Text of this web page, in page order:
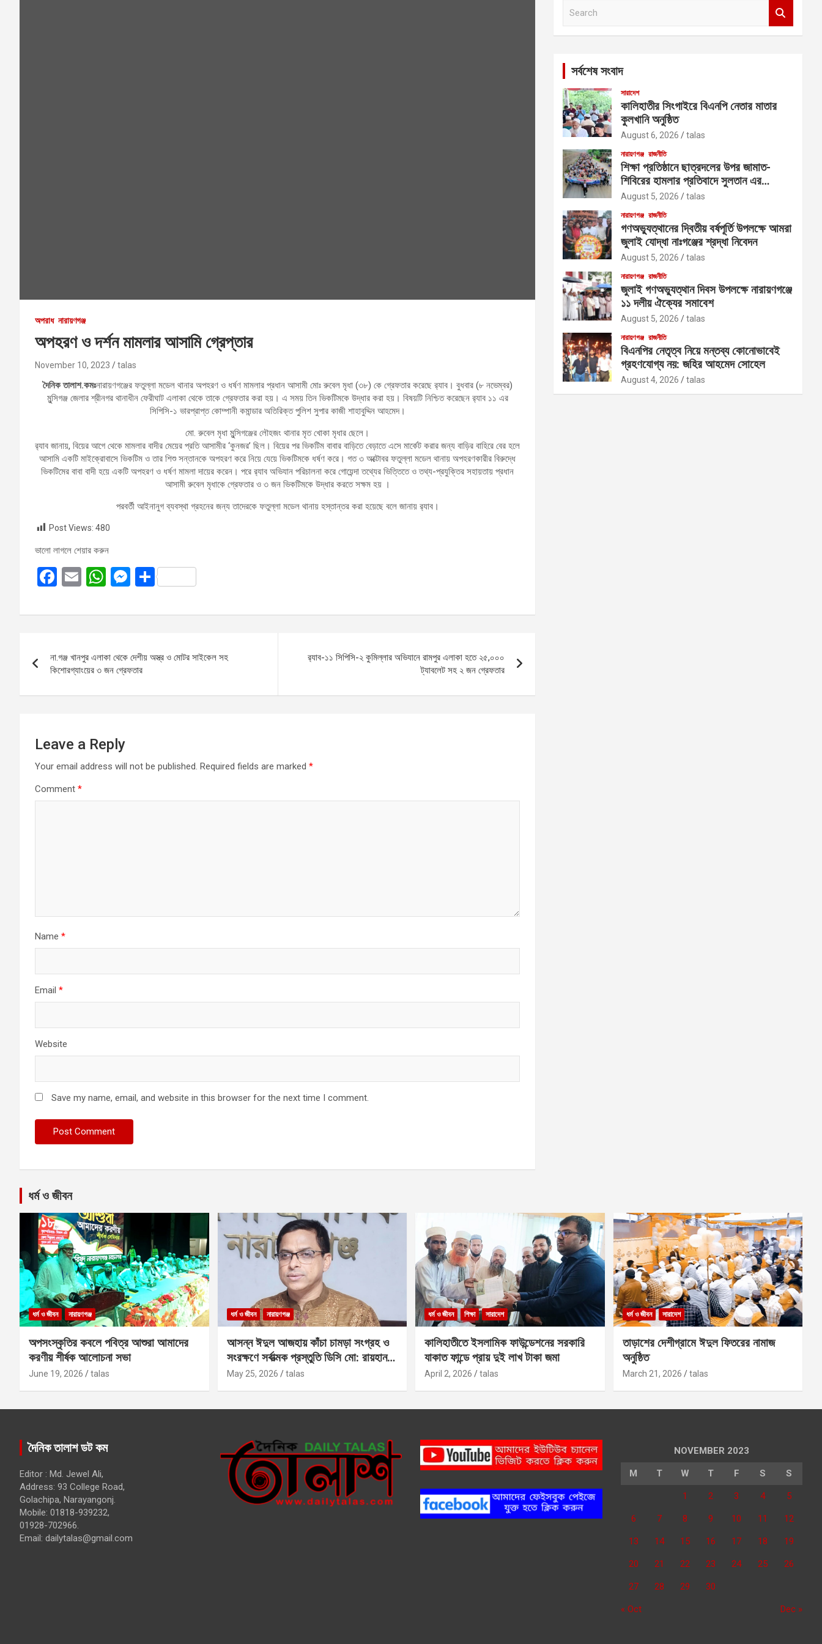
অপরাধ নারায়ণগঞ্জ
অপহরণ ও দর্শন মামলার আসামি গ্রেপ্তার
November 10, 2023 talas
দৈনিক তালাশ.কমঃনারায়ণগঞ্জের ফতুল্লা মডেল থানার অপহরণ ও ধর্ষণ মামলার প্রধান আসামী মোঃ রুবেল মৃধা (৩৮) কে গ্রেফতার করেছে র‍্যাব। বুধবার (৮ নভেম্বর)
মুন্সিগঞ্জ জেলার শ্রীনগর থানাধীন ফেরীঘাট এলাকা থেকে তাকে গ্রেফতার করা হয়। এ সময় তিন ভিকটিমকে উদ্ধার করা হয়। বিষয়টি নিশ্চিত করেছেন র‍্যাব ১১ এর
সিপিসি-১ ভারপ্রাপ্ত কোম্পানী কমান্ডার অতিরিক্ত পুলিশ সুপার কাজী শাহাবুদ্দিন আহমেদ।
মো. রুবেল মৃধা মুন্সিগঞ্জের লৌহজং থানার মৃত খোকা মৃধার ছেলে।
র‍্যাব জানায়, বিয়ের আগে থেকে মামলার বাদীর মেয়ের প্রতি আসামীর ‘কুনজর’ ছিল। বিয়ের পর ভিকটিম বাবার বাড়িতে বেড়াতে এসে মার্কেট করার জন্য বাড়ির বাহিরে বের হলে
আসামি একটি মাইক্রোবাসে ভিকটিম ও তার শিশু সন্তানকে অপহরণ করে নিয়ে যেয়ে ভিকটিমকে ধর্ষণ করে। গত ৩ অক্টোবর ফতুল্লা মডেল থানায় অপহরণকারীর বিরুদ্ধে
ভিকটিমের বাবা বাদী হয়ে একটি অপহরণ ও ধর্ষণ মামলা দায়ের করেন। পরে র‍্যাব অভিযান পরিচালনা করে গোয়েন্দা তথ্যের ভিত্তিতে ও তথ্য-প্রযুক্তির সহায়তায় প্রধান
আসামী রুবেল মৃধাকে গ্রেফতার ও ৩ জন ভিকটিমকে উদ্ধার করতে সক্ষম হয় ।
পরবর্তী আইনানুগ ব্যবস্থা গ্রহনের জন্য তাদেরকে ফতুল্লা মডেল থানায় হস্তান্তর করা হয়েছে বলে জানায় র‍্যাব।
Post Views: 480
ভালো লাগলে শেয়ার করুন
F
ce
o
o
k
E
ail
W
at
A
p
p
M
se
g
er
S
ar
navigation
না.গঞ্জ খানপুর এলাকা থেকে দেশীয় অস্ত্র ও মোটর সাইকেল সহ
কিশোরগ্যাংয়ের ৩ জন গ্রেফতার
র‍্যাব-১১ সিপিসি-২ কুমিল্লার অভিযানে রামপুর এলাকা হতে ২৫,০০০
ট্যাবলেট সহ ২ জন গ্রেফতার
Leave a Reply
Your email address will not be published. Required fields are marked *
Comment *
Name *
Email *
Website
Save my name, email, and website in this browser for the next time I comment.
সর্বশেষ সংবাদ
সারাদেশ
কালিহাতীর সিংগাইরে বিএনপি নেতার মাতার
কুলখানি অনুষ্ঠিত
August 6, 2026 talas
নারায়ণগঞ্জ রাজনীতি
শিক্ষা প্রতিষ্ঠানে ছাত্রদলের উপর জামাত-
শিবিরের হামলার প্রতিবাদে সুলতান এর
নেতৃত্বে বিক্ষোভ
August 5, 2026 talas
নারায়ণগঞ্জ রাজনীতি
গণঅভ্যুত্থানের দ্বিতীয় বর্ষপূর্তি উপলক্ষে আমরা
জুলাই যোদ্ধা নাঃগঞ্জের শ্রদ্ধা নিবেদন
August 5, 2026 talas
নারায়ণগঞ্জ রাজনীতি
জুলাই গণঅভ্যুত্থান দিবস উপলক্ষে নারায়ণগঞ্জে
১১ দলীয় ঐক্যের সমাবেশ
August 5, 2026 talas
নারায়ণগঞ্জ রাজনীতি
বিএনপির নেতৃত্ব নিয়ে মন্তব্য কোনোভাবেই
গ্রহণযোগ্য নয়: জহির আহমেদ সোহেল
August 4, 2026 talas
ধর্ম ও জীবন
ধর্ম ও জীবন নারায়ণগঞ্জ
অপসংস্কৃতির কবলে পবিত্র আশুরা আমাদের
করণীয় শীর্ষক আলোচনা সভা
June 19, 2026 talas
ধর্ম ও জীবন নারায়ণগঞ্জ
আসন্ন ঈদুল আজহায় কাঁচা চামড়া সংগ্রহ ও
সংরক্ষণে সর্বাত্মক প্রস্তুতি ডিসি মো: রায়হান
কবির
May 25, 2026 talas
ধর্ম ও জীবন শিক্ষা সারাদেশ
কালিহাতীতে ইসলামিক ফাউন্ডেশনের সরকারি
যাকাত ফান্ডে প্রায় দুই লাখ টাকা জমা
April 2, 2026 talas
ধর্ম ও জীবন সারাদেশ
তাড়াশের দেশীগ্রামে ঈদুল ফিতরের নামাজ
অনুষ্ঠিত
March 21, 2026 talas
দৈনিক তালাশ ডট কম
Editor : Md. Jewel Ali,
Address: 93 College Road,
Golachipa, Narayangonj.
Mobile: 01818-939232,
01928-702966.
Email: dailytalas@gmail.com
NOVEMBER 2023
M T W T F S S
1 2 3 4 5
6 7 8 9 10 11 12
13 14 15 16 17 18 19
20 21 22 23 24 25 26
27 28 29 30
« Oct Dec »